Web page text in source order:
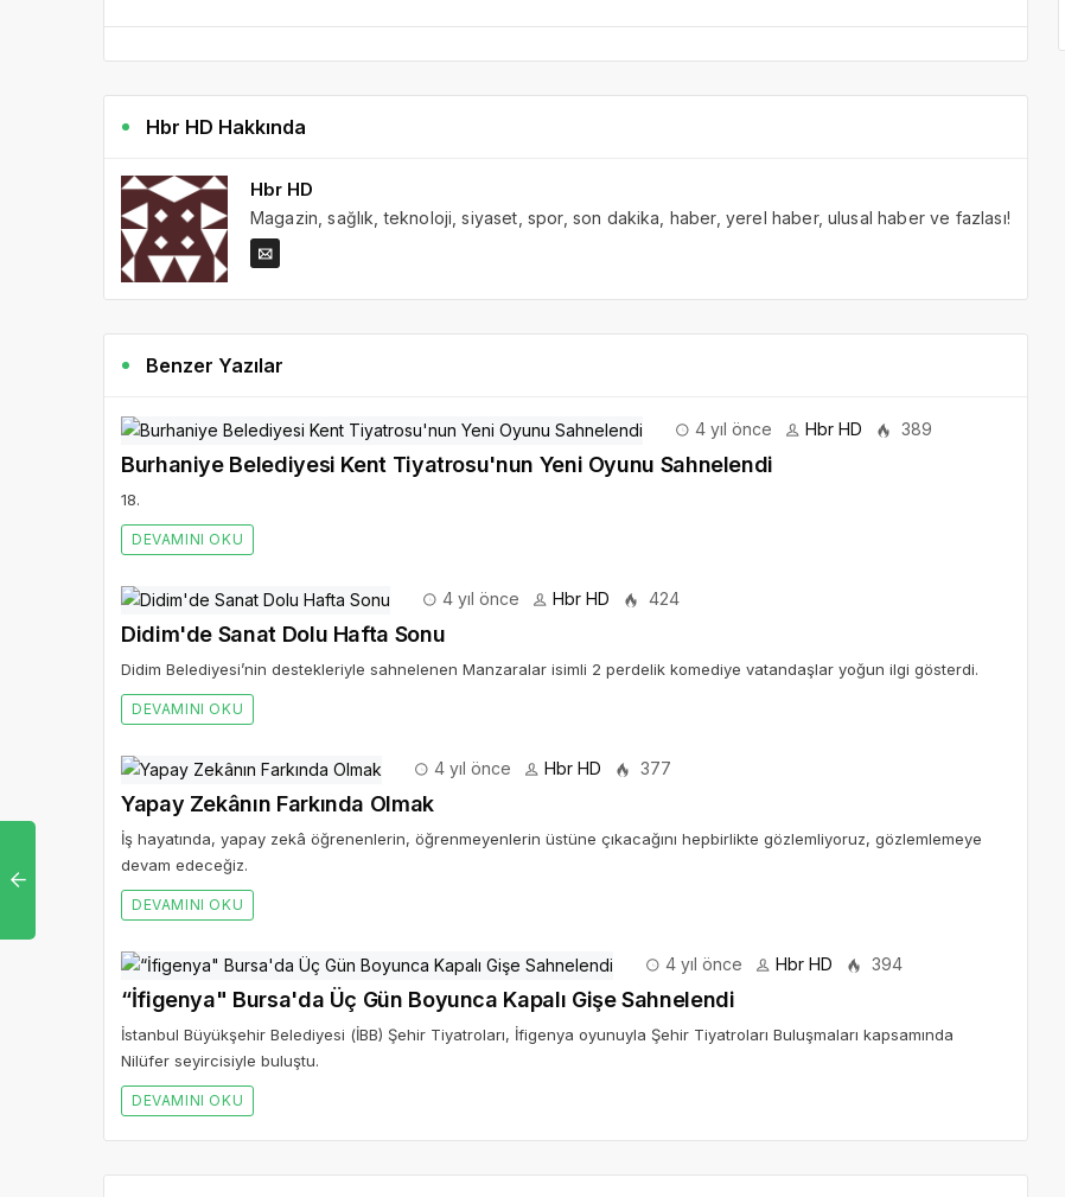
Hbr HD Hakkında
Hbr HD
Magazin, sağlık, teknoloji, siyaset, spor, son dakika, haber, yerel haber, ulusal haber ve fazlası!
Benzer Yazılar
4 yıl önce Hbr HD 389
Burhaniye Belediyesi Kent Tiyatrosu'nun Yeni Oyunu Sahnelendi
18.
DEVAMINI OKU
4 yıl önce Hbr HD 424
Didim'de Sanat Dolu Hafta Sonu
Didim Belediyesi’nin destekleriyle sahnelenen Manzaralar isimli 2 perdelik komediye vatandaşlar yoğun ilgi gösterdi.
DEVAMINI OKU
4 yıl önce Hbr HD 377
Yapay Zekânın Farkında Olmak
İş hayatında, yapay zekâ öğrenenlerin, öğrenmeyenlerin üstüne çıkacağını hepbirlikte gözlemliyoruz, gözlemlemeye
devam edeceğiz.
DEVAMINI OKU
4 yıl önce Hbr HD 394
“İfigenya" Bursa'da Üç Gün Boyunca Kapalı Gişe Sahnelendi
İstanbul Büyükşehir Belediyesi (İBB) Şehir Tiyatroları, İfigenya oyunuyla Şehir Tiyatroları Buluşmaları kapsamında
Nilüfer seyircisiyle buluştu.
DEVAMINI OKU